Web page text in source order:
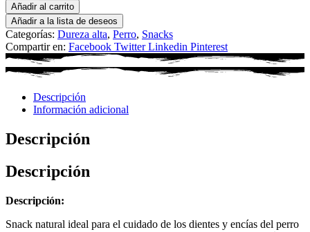
Añadir al carrito
Añadir a la lista de deseos
Categorías: Dureza alta, Perro, Snacks
Compartir en: Facebook Twitter Linkedin Pinterest
Descripción
Información adicional
Descripción
Descripción
Descripción:
Snack natural ideal para el cuidado de los dientes y encías del perro